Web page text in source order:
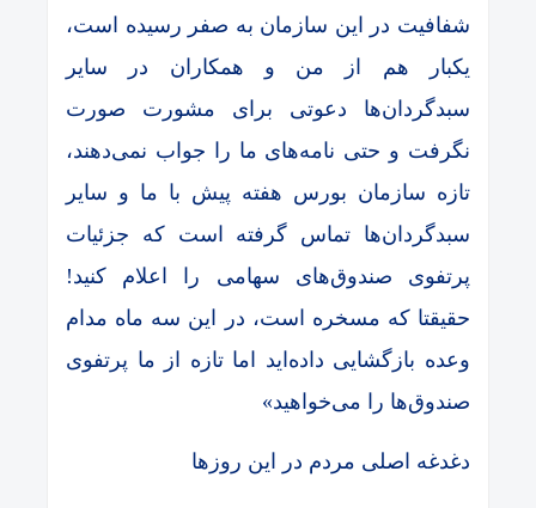
شفافیت در این سازمان به صفر رسیده است،
یکبار هم از من و همکاران در سایر
سبدگردان‌ها دعوتی برای مشورت صورت
نگرفت و حتی نامه‌های ما را جواب نمی‌دهند،
تازه سازمان بورس هفته پیش با ما و سایر
سبدگردان‌ها تماس گرفته است که جزئیات
پرتفوی صندوق‌های سهامی را اعلام کنید!
حقیقتا که مسخره است، در این سه ماه مدام
وعده بازگشایی داده‌اید اما تازه از ما پرتفوی
صندوق‌ها را می‌خواهید»
دغدغه اصلی مردم در این روزها